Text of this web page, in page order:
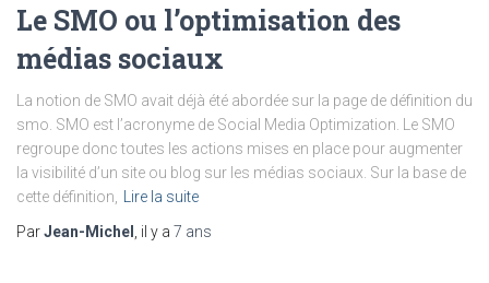
Le SMO ou l’optimisation des
médias sociaux
La notion de SMO avait déjà été abordée sur la page de définition du
smo. SMO est l’acronyme de Social Media Optimization. Le SMO
regroupe donc toutes les actions mises en place pour augmenter
la visibilité d’un site ou blog sur les médias sociaux. Sur la base de
cette définition,
Lire la suite
ParJean-Michel , il y a 7 ans